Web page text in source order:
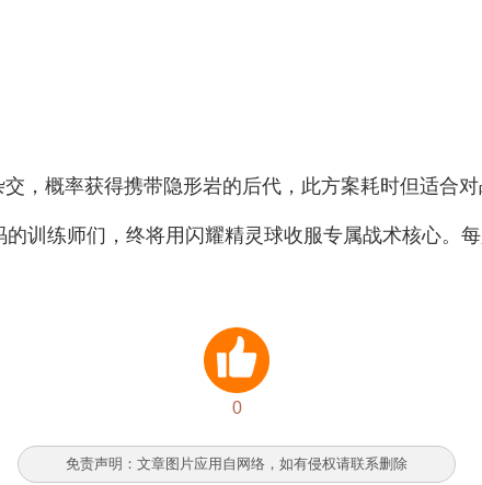
，概率获得携带隐形岩的后代，此方案耗时但适合
训练师们，终将用闪耀精灵球收服专属战术核心。
0
免责声明：文章图片应用自网络，如有侵权请联系删除